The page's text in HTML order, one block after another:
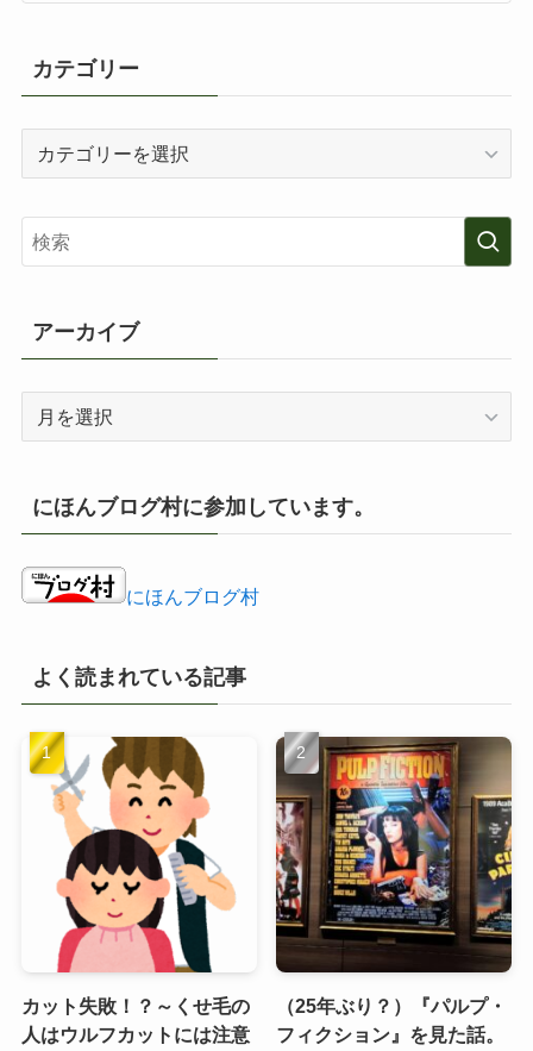
カテゴリー
リ
ー
アーカイブ
イ
ブ
にほんブログ村に参加しています。
にほんブログ村
よく読まれている記事
カット失敗！？～くせ毛の
人はウルフカットには注意
（25年ぶり？）『パルプ・
フィクション』を見た話。